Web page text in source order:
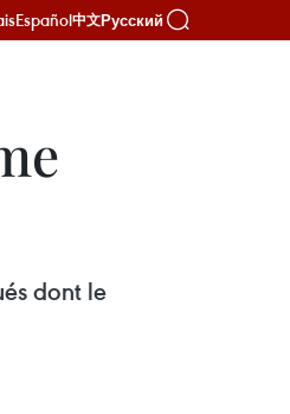
Español中文Русский
dont le